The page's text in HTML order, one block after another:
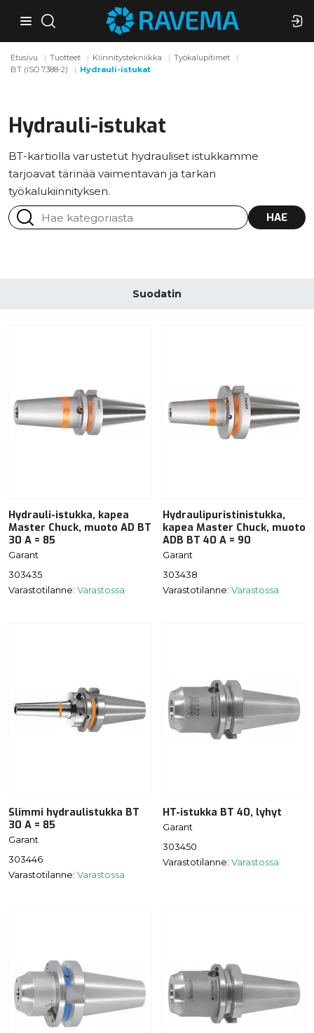
Etusivu Tuotteet Kiinnitystekniikka
Työkalupitimet
BT (ISO 7388-2)
Hydrauli-istukat
Hydrauli-istukat
BT-kartiolla varustetut hydrauliset istukkamme
tarjoavat tärinää vaimentavan ja tarkan
työkalukiinnityksen.
HAE
Suodatin
Hydrauli-istukka, kapea
Master Chuck, muoto AD BT
30 A = 85
Garant
303435
Varastotilanne: Varastossa
Hydraulipuristinistukka,
kapea Master Chuck, muoto
ADB BT 40 A = 90
Garant
303438
Varastotilanne: Varastossa
Slimmi hydraulistukka BT
30 A = 85
Garant
303446
Varastotilanne: Varastossa
HT-istukka BT 40, lyhyt
Garant
303450
Varastotilanne: Varastossa